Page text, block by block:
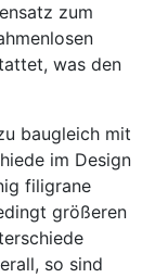
zum
was den
baugleich mit
im Design
filigrane
größeren
so sind